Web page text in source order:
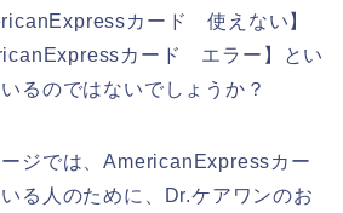
カード 使えない】
カード エラー】とい
るのではないでしょうか？
ジでは、AmericanExpressカー
る人のために、Dr.ケアワンのお